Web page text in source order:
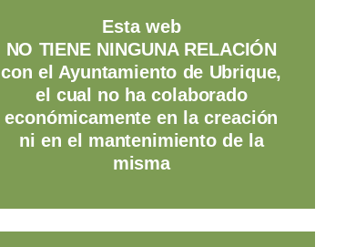
Esta web
NO TIENE NINGUNA RELACIÓN
con el Ayuntamiento de Ubrique,
el cual no ha colaborado
económicamente en la creación
ni en el mantenimiento de la
misma